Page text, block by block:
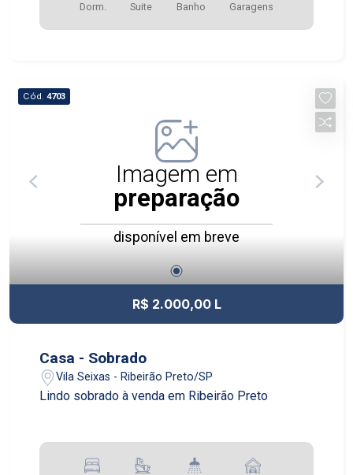
Dorm. Suite Banho Garagens
Cód. 4703
Imagem em
preparação
disponível em breve
R$ 2.000,00 L
Casa - Sobrado
Vila Seixas - Ribeirão Preto/SP
Lindo sobrado à venda em Ribeirão Preto